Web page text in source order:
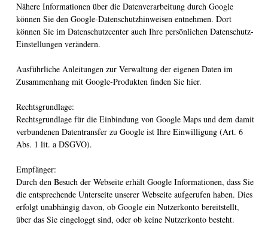
Nähere Informationen über die Datenverarbeitung durch Google
können Sie den Google-Datenschutzhinweisen entnehmen. Dort
können Sie im Datenschutzcenter auch Ihre persönlichen Datenschutz-
Einstellungen verändern.
Ausführliche Anleitungen zur Verwaltung der eigenen Daten im
Zusammenhang mit Google-Produkten finden Sie hier.
Rechtsgrundlage:
Rechtsgrundlage für die Einbindung von Google Maps und dem damit
verbundenen Datentransfer zu Google ist Ihre Einwilligung (Art. 6
Abs. 1 lit. a DSGVO).
Empfänger:
Durch den Besuch der Webseite erhält Google Informationen, dass Sie
die entsprechende Unterseite unserer Webseite aufgerufen haben. Dies
erfolgt unabhängig davon, ob Google ein Nutzerkonto bereitstellt,
über das Sie eingeloggt sind, oder ob keine Nutzerkonto besteht.